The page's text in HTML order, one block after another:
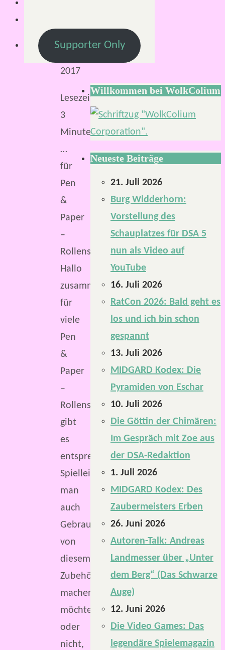
2017
Lesezeit:
3
Minuten
…
für
Pen
&
Paper
–
Rollenspiele
Hallo
zusammen,
für
viele
Pen
&
Paper
–
Rollenspielsysteme
gibt
es
entsprechende
Spielleiterschirme. Ob
man
auch
Gebrauch
von
diesem
Zubehör
machen
möchte
oder
nicht,
Supporter Only
Willkommen bei WolkColium
Neueste Beiträge
21. Juli 2026
Burg Widderhorn:
Vorstellung des
Schauplatzes für DSA 5
nun als Video auf
YouTube
16. Juli 2026
RatCon 2026: Bald geht es
los und ich bin schon
gespannt
13. Juli 2026
MIDGARD Kodex: Die
Pyramiden von Eschar
10. Juli 2026
Die Göttin der Chimären:
Im Gespräch mit Zoe aus
der DSA-Redaktion
1. Juli 2026
MIDGARD Kodex: Des
Zaubermeisters Erben
26. Juni 2026
Autoren-Talk: Andreas
Landmesser über „Unter
dem Berg“ (Das Schwarze
Auge)
12. Juni 2026
Die Video Games: Das
legendäre Spielemagazin